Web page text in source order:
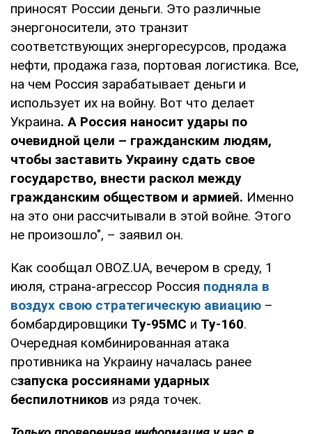
приносят России деньги. Это различные
энергоносители, это транзит
соответствующих энергоресурсов, продажа
нефти, продажа газа, портовая логистика. Все,
на чем Россия зарабатывает деньги и
использует их на войну. Вот что делает
Украина. А Россия наносит удары по
очевидной цели – гражданским людям,
чтобы заставить Украину сдать свое
государство, внести раскол между
гражданским обществом и армией. Именно
на это они рассчитывали в этой войне. Этого
не произошло", – заявил он.
Как сообщал OBOZ.UA, вечером в среду, 1
июля, страна-агрессор Россия подняла в
воздух свою стратегическую авиацию –
бомбардировщики Ту-95МС и Ту-160.
Очередная комбинированная атака
противника на Украину началась ранее
сзапуска россиянами ударных
беспилотников из ряда точек.